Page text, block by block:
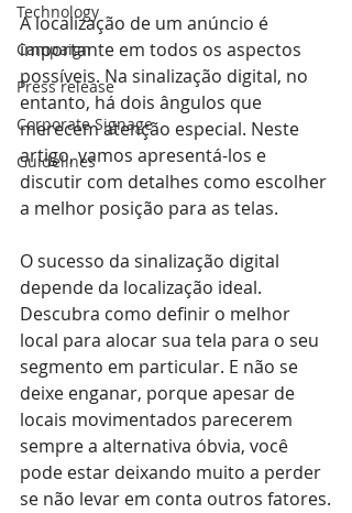
Technology
Campaign
Press release
Corporate Signage
Guidelines
A localização de um anúncio é
importante em todos os aspectos
possíveis. Na sinalização digital, no
entanto, há dois ângulos que
merecem atenção especial. Neste
artigo, vamos apresentá-los e
discutir com detalhes como escolher
a melhor posição para as telas.
O sucesso da sinalização digital
depende da localização ideal.
Descubra como definir o melhor
local para alocar sua tela para o seu
segmento em particular. E não se
deixe enganar, porque apesar de
locais movimentados parecerem
sempre a alternativa óbvia, você
pode estar deixando muito a perder
se não levar em conta outros fatores.